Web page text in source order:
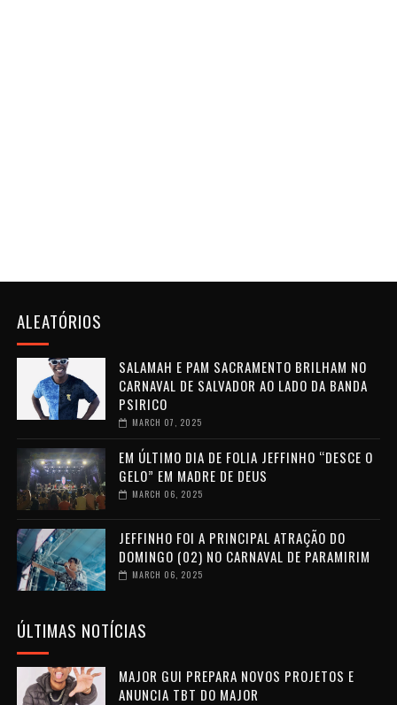
ALEATÓRIOS
SALAMAH E PAM SACRAMENTO BRILHAM NO
CARNAVAL DE SALVADOR AO LADO DA BANDA
PSIRICO
MARCH 07, 2025
EM ÚLTIMO DIA DE FOLIA JEFFINHO “DESCE O
GELO” EM MADRE DE DEUS
MARCH 06, 2025
JEFFINHO FOI A PRINCIPAL ATRAÇÃO DO
DOMINGO (02) NO CARNAVAL DE PARAMIRIM
MARCH 06, 2025
ÚLTIMAS NOTÍCIAS
MAJOR GUI PREPARA NOVOS PROJETOS E
ANUNCIA TBT DO MAJOR